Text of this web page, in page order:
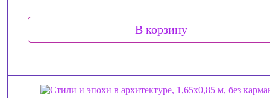
В корзину